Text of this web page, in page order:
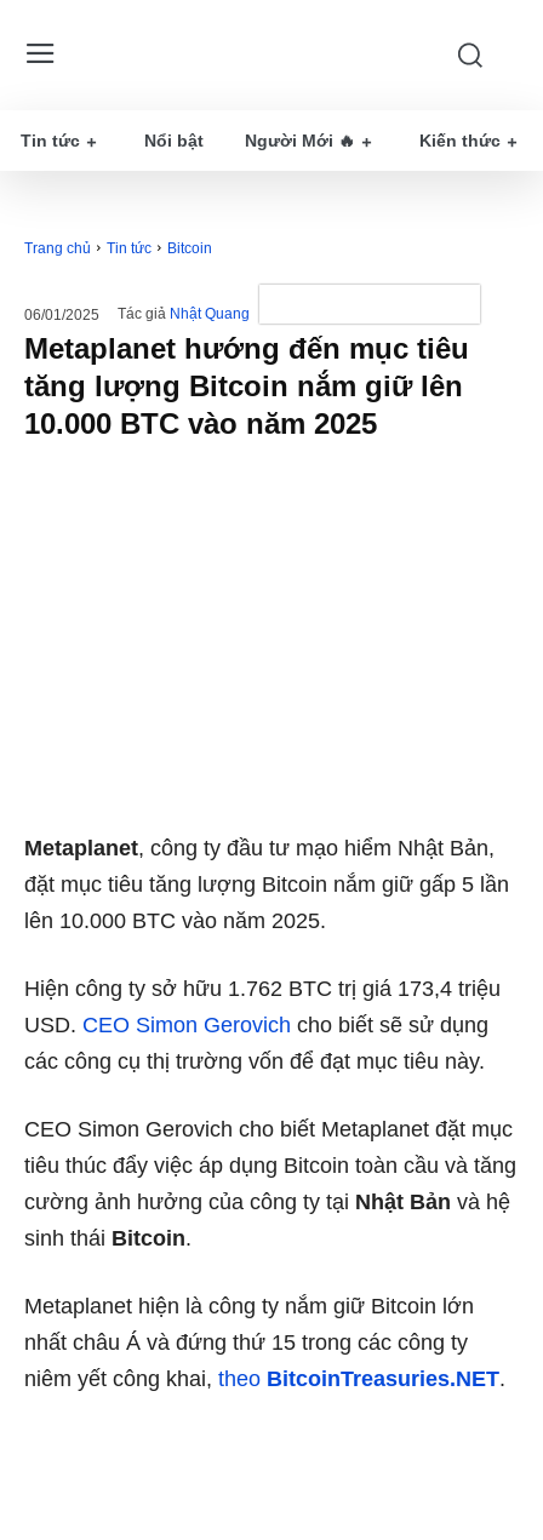
Tin tức Nổi bật Người Mới 🔥 Kiến thức
Trang chủ Tin tức Bitcoin
06/01/2025 Tác giả Nhật Quang
Metaplanet hướng đến mục tiêu
tăng lượng Bitcoin nắm giữ lên
10.000 BTC vào năm 2025
Metaplanet, công ty đầu tư mạo hiểm Nhật Bản,
đặt mục tiêu tăng lượng Bitcoin nắm giữ gấp 5 lần
lên 10.000 BTC vào năm 2025.
Hiện công ty sở hữu 1.762 BTC trị giá 173,4 triệu
USD. CEO Simon Gerovich cho biết sẽ sử dụng
các công cụ thị trường vốn để đạt mục tiêu này.
CEO Simon Gerovich cho biết Metaplanet đặt mục
tiêu thúc đẩy việc áp dụng Bitcoin toàn cầu và tăng
cường ảnh hưởng của công ty tại Nhật Bản và hệ
sinh thái Bitcoin.
Metaplanet hiện là công ty nắm giữ Bitcoin lớn
nhất châu Á và đứng thứ 15 trong các công ty
niêm yết công khai, theo BitcoinTreasuries.NET.